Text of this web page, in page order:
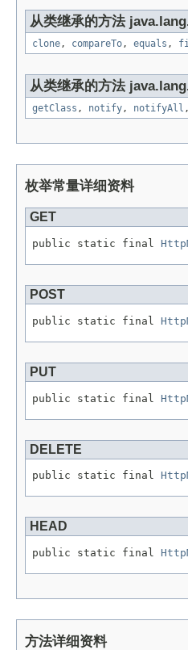
从类继承的方法
clone, compareTo, equals ,
从类继承的方法
getClass , notify, notifyAll
枚举常量详细资料
GET
public static final
POST
public static final
PUT
public static final
DELETE
public static final
HEAD
public static final
方法详细资料